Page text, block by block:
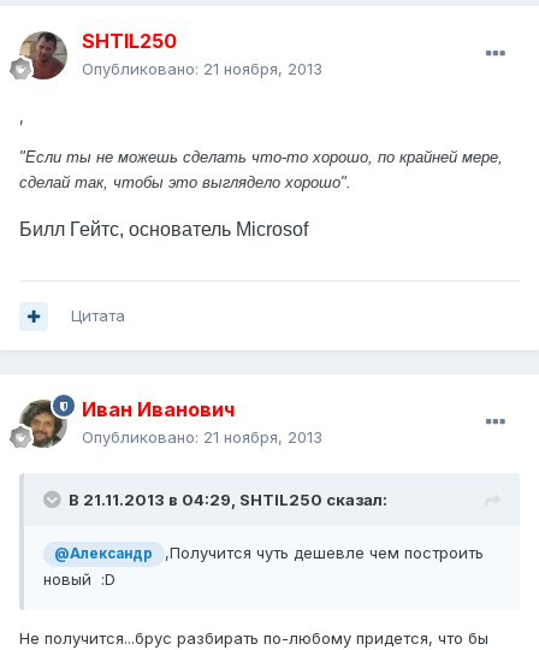
SHTIL250
Опубликовано: 21 ноября, 2013
,
"Если ты не можешь сделать что-то хорошо, по крайней мере,
сделай так, чтобы это выглядело хорошо".
Билл Гейтс, основатель Microsof
Цитата
Иван Иванович
Опубликовано: 21 ноября, 2013
В 21.11.2013 в 04:29, SHTIL250 сказал:
@Александр
,Получится чуть дешевле чем построить
новый :D
Не получится...брус разбирать по-любому придется, что бы